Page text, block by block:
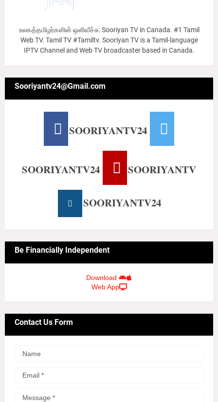
உலகத்தமிழர்களின் ஒளிவீச்சு: Sooriyan TV in Canada. #1 Tamil
Web TV. Tamil TV #Tamiltv. Sooriyan TV is a Tamil-language
IPTV Channel and Web TV broadcaster based in Canada.
Sooriyantv24@Gmail.com
SOORIYANTV24
SOORIYANTV24 SOORIYANTV
SOORIYANTV24
Be Financially Independent
Download
Web App
Contact Us Form